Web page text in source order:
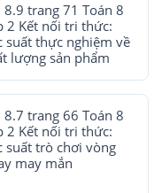
8.9 trang 71 Toán 8
2 Kết nối tri thức:
suất thực nghiệm về
lượng sản phẩm
8.7 trang 66 Toán 8
2 Kết nối tri thức:
suất trò chơi vòng
may mắn